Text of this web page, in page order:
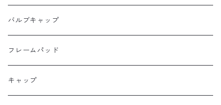
Ellum Bag Works
Farewell
Farther Bag Co
リアトップチューブバッグ
サドルバッグ
バルブキャップ
フレームパッド
キャップ